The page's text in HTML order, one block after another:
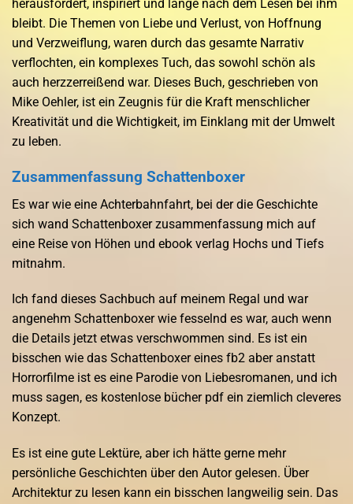
herausfordert, inspiriert und lange nach dem Lesen bei ihm
bleibt. Die Themen von Liebe und Verlust, von Hoffnung
und Verzweiflung, waren durch das gesamte Narrativ
verflochten, ein komplexes Tuch, das sowohl schön als
auch herzzerreißend war. Dieses Buch, geschrieben von
Mike Oehler, ist ein Zeugnis für die Kraft menschlicher
Kreativität und die Wichtigkeit, im Einklang mit der Umwelt
zu leben.
Zusammenfassung Schattenboxer
Es war wie eine Achterbahnfahrt, bei der die Geschichte
sich wand Schattenboxer zusammenfassung mich auf
eine Reise von Höhen und ebook verlag Hochs und Tiefs
mitnahm.
Ich fand dieses Sachbuch auf meinem Regal und war
angenehm Schattenboxer wie fesselnd es war, auch wenn
die Details jetzt etwas verschwommen sind. Es ist ein
bisschen wie das Schattenboxer eines fb2 aber anstatt
Horrorfilme ist es eine Parodie von Liebesromanen, und ich
muss sagen, es kostenlose bücher pdf ein ziemlich cleveres
Konzept.
Es ist eine gute Lektüre, aber ich hätte gerne mehr
persönliche Geschichten über den Autor gelesen. Über
Architektur zu lesen kann ein bisschen langweilig sein. Das